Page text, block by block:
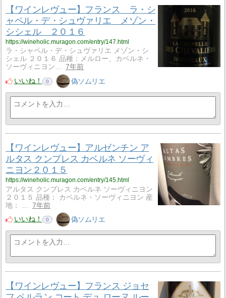
【ワインレヴュー】フランス ラ・シ
ャペル・デ・シュヴァリエ メゾン・
シシェル ２０１６
https://wineholic.muragon.com/entry/147.html
ラ・シャペル・デ・シュヴァリエ メゾン・シ
シェル ２０１６ 品種：メルロー、カベルネ・
ソーヴィニヨン…
7年前
いいね！
0 偽ソムリエ
【ワインレヴュー】アルゼンチン ア
ルタス クンブレス カベルネ ソーヴィ
ニヨン２０１５
https://wineholic.muragon.com/entry/145.html
アルタス クンブレス カベルネ ソーヴィニヨン
２０１５ 品種： カベルネ・ソーヴィニヨン 産
地： …
7年前
いいね！
0 偽ソムリエ
【ワインレヴュー】フランス ジョセ